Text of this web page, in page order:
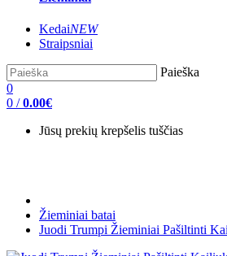
KedaiNEW
Straipsniai
Paieška
0
0 / 0.00€
Jūsų prekių krepšelis tuščias
Žieminiai batai
Juodi Trumpi Žieminiai Pašiltinti